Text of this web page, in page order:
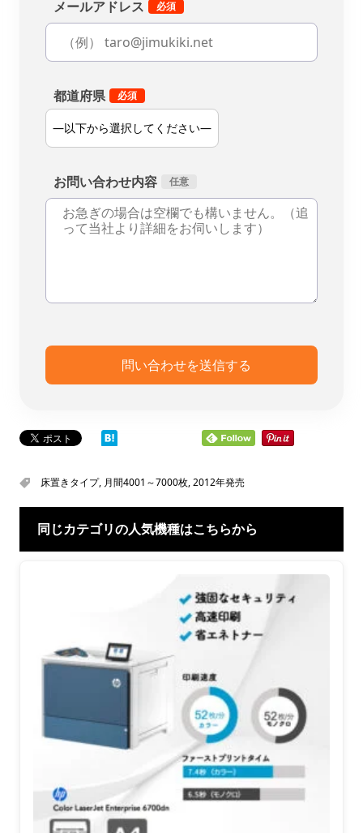
メールアドレス
都道府県
お問い合わせ内容
床置きタイプ, 月間4001～7000枚,2012年発売
同じカテゴリの人気機種はこちらから